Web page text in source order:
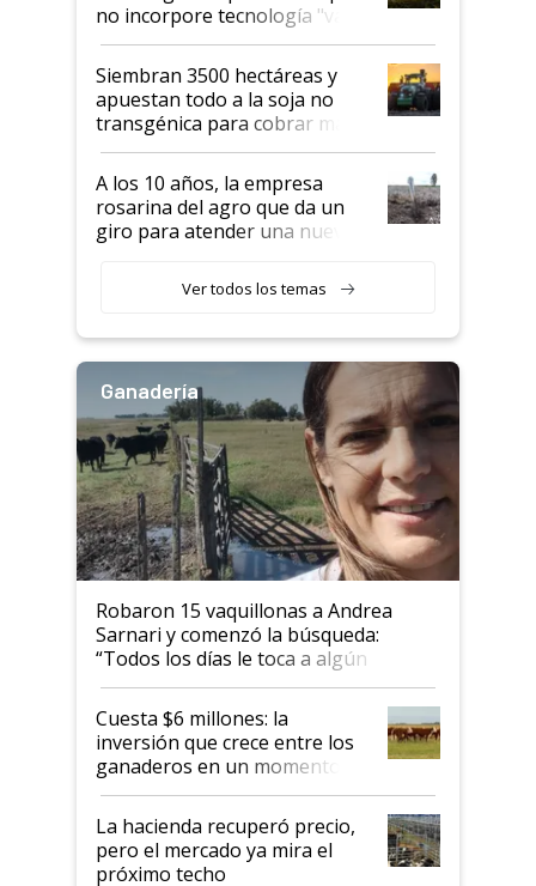
no incorpore tecnología "va a
perder el tren"
Siembran 3500 hectáreas y
apuestan todo a la soja no
transgénica para cobrar más
por tonelada: compraron un
semillero
A los 10 años, la empresa
rosarina del agro que da un
giro para atender una nueva
Ver todos los temas
Ganadería
Robaron 15 vaquillonas a Andrea
Sarnari y comenzó la búsqueda:
“Todos los días le toca a algún
productor”
Cuesta $6 millones: la
inversión que crece entre los
ganaderos en un momento
histórico para la actividad
La hacienda recuperó precio,
pero el mercado ya mira el
próximo techo